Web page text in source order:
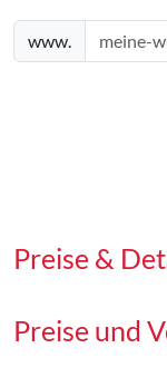
www.
Preise &
Preise und